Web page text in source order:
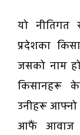
यो नीतिगत
प्रदेशका
जसको नाम
किसानहरू
उनीहरू आफ्नो
आफैं आवाज